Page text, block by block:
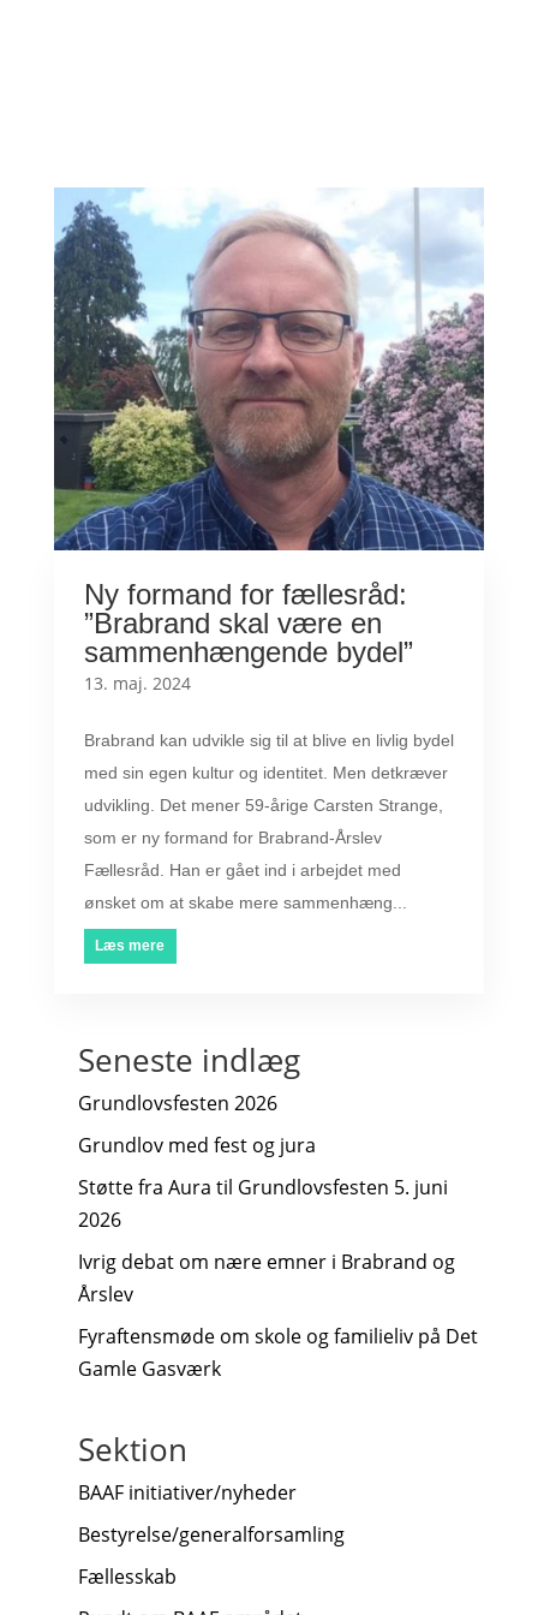
Ny formand for fællesråd:
”Brabrand skal være en
sammenhængende bydel”
13. maj. 2024
Brabrand kan udvikle sig til at blive en livlig bydel
med sin egen kultur og identitet. Men detkræver
udvikling. Det mener 59-årige Carsten Strange,
som er ny formand for Brabrand-Årslev
Fællesråd. Han er gået ind i arbejdet med
ønsket om at skabe mere sammenhæng...
Læs mere
Seneste indlæg
Grundlovsfesten 2026
Grundlov med fest og jura
Støtte fra Aura til Grundlovsfesten 5. juni
2026
Ivrig debat om nære emner i Brabrand og
Årslev
Fyraftensmøde om skole og familieliv på Det
Gamle Gasværk
Sektion
BAAF initiativer/nyheder
Bestyrelse/generalforsamling
Fællesskab